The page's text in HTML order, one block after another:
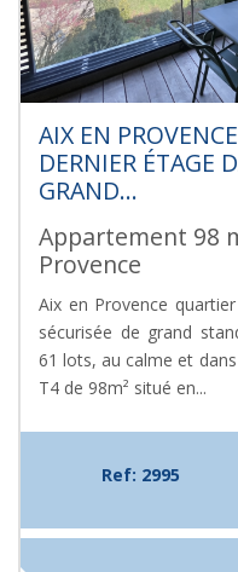
AIX EN
DERNIER ÉTAGE
GRAND...
Appartement 98
Provence
Aix en Provence
sécurisée de grand
61 lots, au calme et
T4 de 98m² situé en...
Ref: 2995